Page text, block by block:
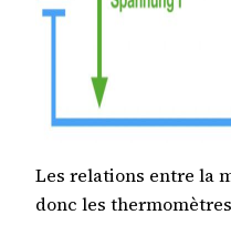
Les relations entre la
donc les